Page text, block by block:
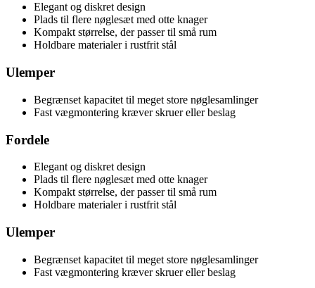
Elegant og diskret design
Plads til flere nøglesæt med otte knager
Kompakt størrelse, der passer til små rum
Holdbare materialer i rustfrit stål
Ulemper
Begrænset kapacitet til meget store nøglesamlinger
Fast vægmontering kræver skruer eller beslag
Fordele
Elegant og diskret design
Plads til flere nøglesæt med otte knager
Kompakt størrelse, der passer til små rum
Holdbare materialer i rustfrit stål
Ulemper
Begrænset kapacitet til meget store nøglesamlinger
Fast vægmontering kræver skruer eller beslag